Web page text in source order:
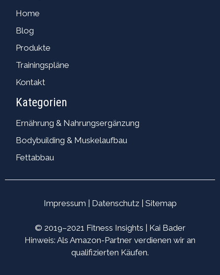
Home
Blog
Produkte
Trainingspläne
Kontakt
Kategorien
Ernährung & Nahrungsergänzung
Bodybuilding & Muskelaufbau
Fettabbau
Impressum | Datenschutz | Sitemap
© 2019–2021 Fitness Insights | Kai Bader
Hinweis: Als Amazon-Partner verdienen wir an
qualifizierten Käufen.